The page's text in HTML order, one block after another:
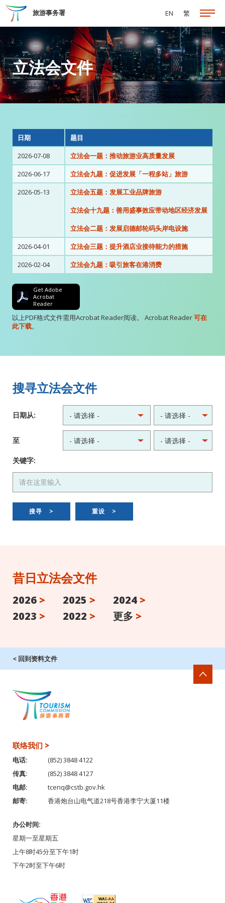
跳至主要内容
旅游事务署 EN 繁
立法会文件
日期
题目
2026-07-08
立法会一题：推动旅游业高质量发展
2026-06-17
立法会九题：促进发展「一程多站」旅游
2026-05-13
立法会五题：发展工业品牌旅游
立法会十九题：善用盛事效应带动地区经济发展
立法会二题：发展启德邮轮码头岸电设施
2026-04-01
立法会三题：提升酒店业接待能力的措施
2026-02-04
立法会九题：吸引旅客在港消费
Get Adobe
Acrobat
Reader
以上PDF格式文件需用Acrobat Reader阅读。 Acrobat Reader可在
此下载。
搜寻立法会文件
日期从:
至
关键字:
搜寻 > 重设 >
昔日立法会文件
2026 > 2025 > 2024 >
2023 > 2022 > 更多 >
< 回到资料文件
联络我们 >
电话:
(852) 3848 4122
传真:
(852) 3848 4127
电邮:
tcenq@cstb.gov.hk
邮寄:
香港炮台山电气道218号香港李宁大厦11楼
办公时间:
星期一至星期五
上午8时45分至下午1时
下午2时至下午6时